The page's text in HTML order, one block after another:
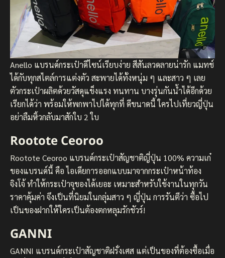
Anello แบรนด์กระเป๋าดีไซน์เรียบง่าย สีสันลวดลายน่ารัก แมทช์
ได้กับทุกสไตล์การแต่งตัว สะพายได้ทั้งหนุ่ม ๆ และสาว ๆ เลย
ตัวกระเป๋าผลิตด้วยวัสดุแข็งแรง ทนทาน บางรุ่นกันน้ำได้อีกด้วย
เรียกได้ว่า พร้อมให้พกพาไปได้ทุกที่ ดีขนาดนี้ ใครไปเที่ยวญี่ปุ่น
อย่าลืมหิ้วกลับมาสักใบ 2 ใบ
Rootote Ceoroo
Rootote Ceoroo แบรนด์กระเป๋าสัญชาติญี่ปุ่น 100% ความเก๋
ของแบรนด์นี้ คือ ไอเดียการออกแบบมาจากกระเป๋าหน้าท้อง
จิงโจ้ ทำให้กระเป๋าจุของได้เยอะ เหมาะสำหรับใช้งานในทุกวัน
ราคาคุ้มค่า จึงเป็นที่นิยมในกลุ่มสาว ๆ ญี่ปุ่น การรันตีว่า ซื้อไป
เป็นของฝากให้ใครเป็นต้องตกหลุมรักชัวร์!
GANNI
GANNI แบรนด์กระเป๋าสัญชาติฝรั่งเศส แต่เป็นของที่ต้องซื้อเมื่อ